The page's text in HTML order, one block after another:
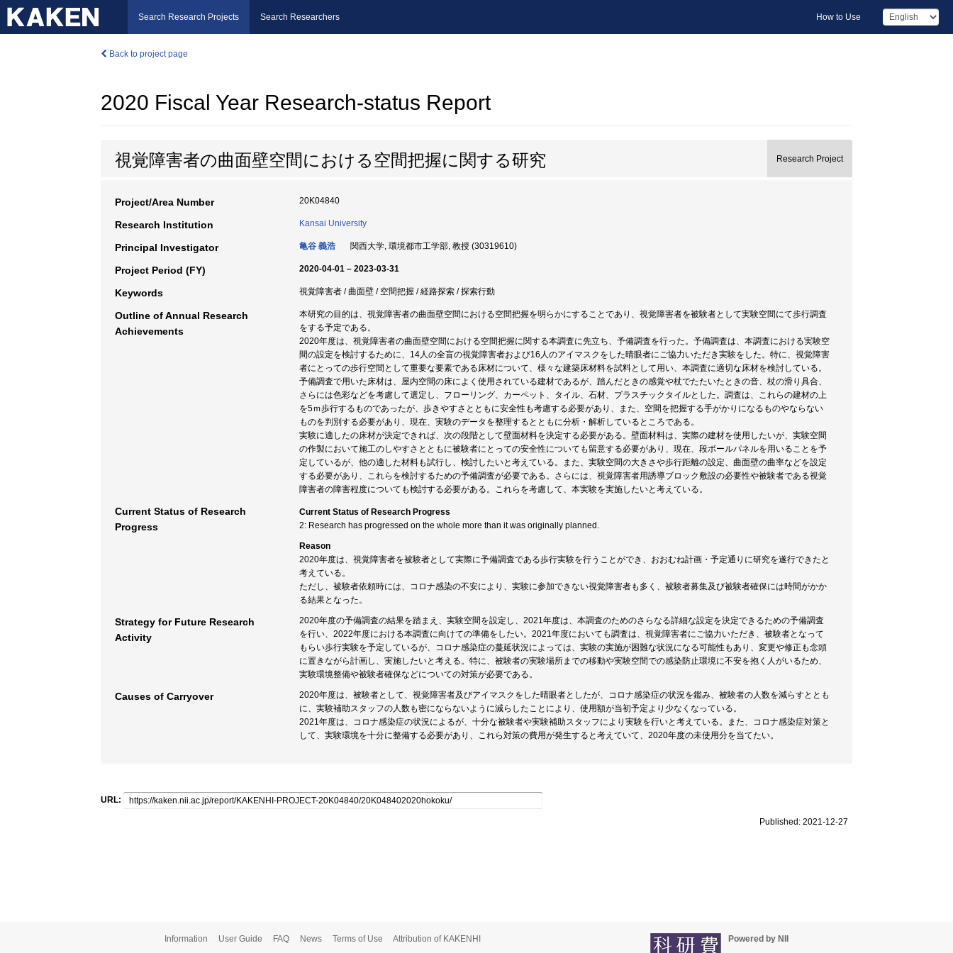
Search Research Projects Search Researchers How to Use
Back to project page
2020 Fiscal Year Research-status Report
視覚障害者の曲面壁空間における空間把握に関する研究 Research Project
Project/Area Number 20K04840
Research Institution Kansai University
Principal Investigator 亀谷 義浩 関西大学, 環境都市工学部, 教授 (30319610)
Project Period (FY) 2020-04-01 – 2023-03-31
Keywords 視覚障害者 / 曲面壁 / 空間把握 / 経路探索 / 探索行動
Outline of Annual Research
Achievements
本研究の目的は、視覚障害者の曲面壁空間における空間把握を明らかにすることであり、視覚障害者を被験者として実験空間にて歩行調査
をする予定である。
2020年度は、視覚障害者の曲面壁空間における空間把握に関する本調査に先立ち、予備調査を行った。予備調査は、本調査における実験空
間の設定を検討するために、14人の全盲の視覚障害者および16人のアイマスクをした晴眼者にご協力いただき実験をした。特に、視覚障害
者にとっての歩行空間として重要な要素である床材について、様々な建築床材料を試料として用い、本調査に適切な床材を検討している。
予備調査で用いた床材は、屋内空間の床によく使用されている建材であるが、踏んだときの感覚や杖でたたいたときの音、杖の滑り具合、
さらには色彩などを考慮して選定し、フローリング、カーペット、タイル、石材、プラスチックタイルとした。調査は、これらの建材の上
を5ｍ歩行するものであったが、歩きやすさとともに安全性も考慮する必要があり、また、空間を把握する手がかりになるものやならない
ものを判別する必要があり、現在、実験のデータを整理するとともに分析・解析しているところである。
実験に適したの床材が決定できれば、次の段階として壁面材料を決定する必要がある。壁面材料は、実際の建材を使用したいが、実験空間
の作製において施工のしやすさとともに被験者にとっての安全性についても留意する必要があり、現在、段ボールパネルを用いることを予
定しているが、他の適した材料も試行し、検討したいと考えている。また、実験空間の大きさや歩行距離の設定、曲面壁の曲率などを設定
する必要があり、これらを検討するための予備調査が必要である。さらには、視覚障害者用誘導ブロック敷設の必要性や被験者である視覚
障害者の障害程度についても検討する必要がある。これらを考慮して、本実験を実施したいと考えている。
Current Status of Research
Progress
Current Status of Research Progress
2: Research has progressed on the whole more than it was originally planned.
Reason
2020年度は、視覚障害者を被験者として実際に予備調査である歩行実験を行うことができ、おおむね計画・予定通りに研究を遂行できたと
考えている。
ただし、被験者依頼時には、コロナ感染の不安により、実験に参加できない視覚障害者も多く、被験者募集及び被験者確保には時間がかか
る結果となった。
Strategy for Future Research
Activity
2020年度の予備調査の結果を踏まえ、実験空間を設定し、2021年度は、本調査のためのさらなる詳細な設定を決定できるための予備調査
を行い、2022年度における本調査に向けての準備をしたい。2021年度においても調査は、視覚障害者にご協力いただき、被験者となって
もらい歩行実験を予定しているが、コロナ感染症の蔓延状況によっては、実験の実施が困難な状況になる可能性もあり、変更や修正も念頭
に置きながら計画し、実施したいと考える。特に、被験者の実験場所までの移動や実験空間での感染防止環境に不安を抱く人がいるため、
実験環境整備や被験者確保などについての対策が必要である。
Causes of Carryover
2020年度は、被験者として、視覚障害者及びアイマスクをした晴眼者としたが、コロナ感染症の状況を鑑み、被験者の人数を減らすととも
に、実験補助スタッフの人数も密にならないように減らしたことにより、使用額が当初予定より少なくなっている。
2021年度は、コロナ感染症の状況によるが、十分な被験者や実験補助スタッフにより実験を行いと考えている。また、コロナ感染症対策と
して、実験環境を十分に整備する必要があり、これら対策の費用が発生すると考えていて、2020年度の未使用分を当てたい。
URL:
Published: 2021-12-27
Information User Guide FAQ News Terms of Use Attribution of KAKENHI Powered by NII